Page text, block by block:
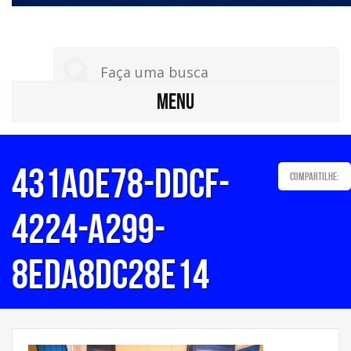
MENU
431a0e78-ddcf-
4224-a299-
8eda8dc28e14
Compartilhe: